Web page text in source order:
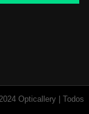
Opticallery | Todos